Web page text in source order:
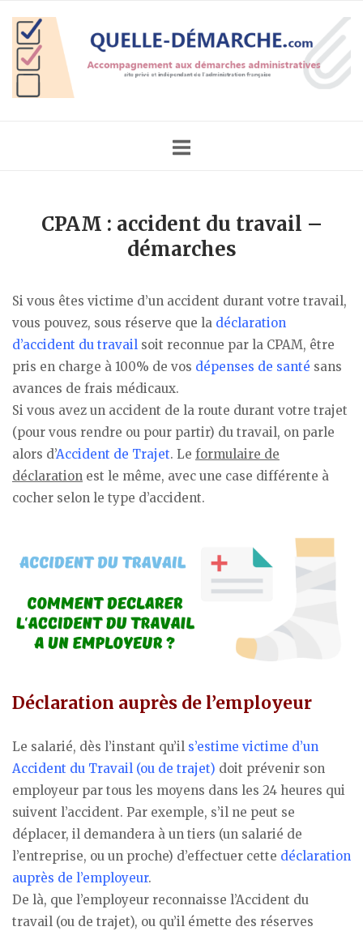
content
Home
CPAM : accident du travail –
démarches
Si vous êtes victime d’un accident durant votre travail,
vous pouvez, sous réserve que la déclaration
d’accident du travail soit reconnue par la CPAM, être
pris en charge à 100% de vos dépenses de santé sans
avances de frais médicaux.
Si vous avez un accident de la route durant votre trajet
(pour vous rendre ou pour partir) du travail, on parle
alors d’Accident de Trajet. Le formulaire de
déclaration est le même, avec une case différente à
cocher selon le type d’accident.
Déclaration auprès de l’employeur
Le salarié, dès l’instant qu’il s’estime victime d’un
Accident du Travail (ou de trajet) doit prévenir son
employeur par tous les moyens dans les 24 heures qui
suivent l’accident. Par exemple, s’il ne peut se
déplacer, il demandera à un tiers (un salarié de
l’entreprise, ou un proche) d’effectuer cette déclaration
auprès de l’employeur.
De là, que l’employeur reconnaisse l’Accident du
travail (ou de trajet), ou qu’il émette des réserves